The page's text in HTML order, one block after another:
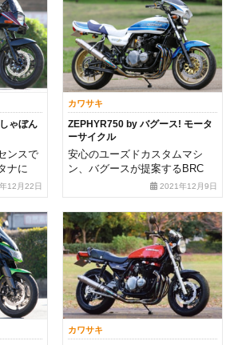
ゃぼん
ンスで
ナに
12月22日
カワサキ
ZEPHYR750 by バグース! モータ
ーサイクル
安心のユーズドカスタムマシ
ン、バグースが提案するBRC
2021年12月9日
カワサキ